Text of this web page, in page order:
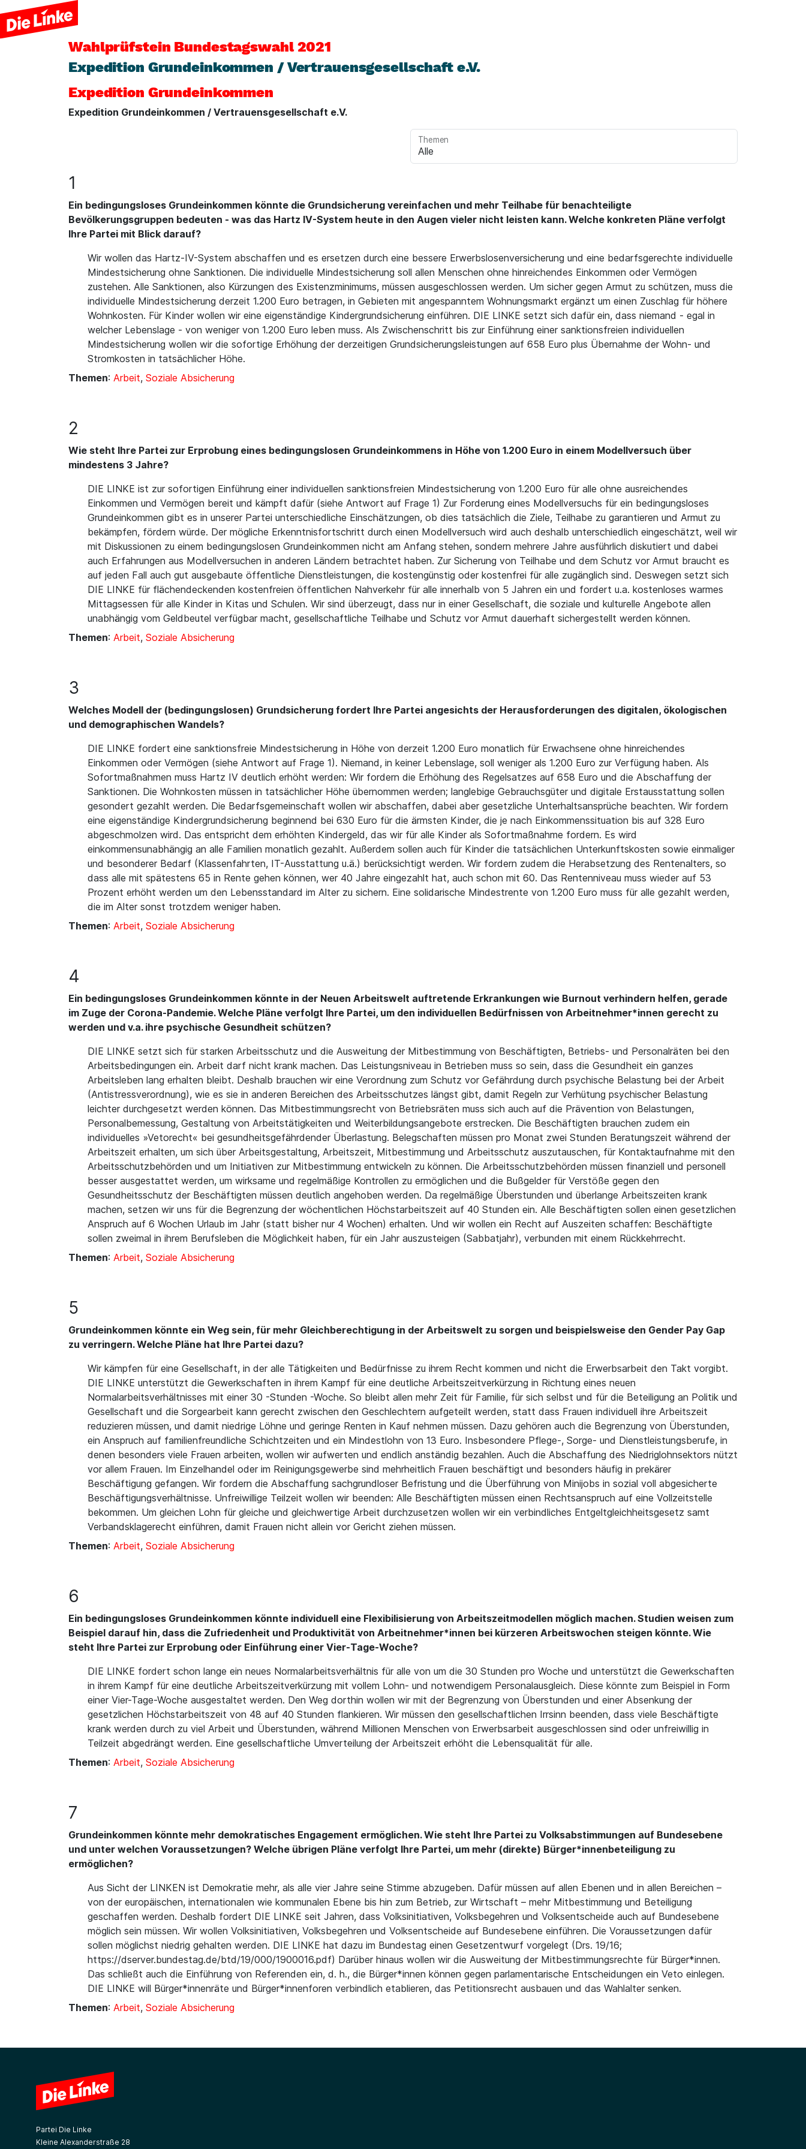
Wahlprüfstein Bundestagswahl 2021
Expedition Grundeinkommen / Vertrauensgesellschaft e.V.
Expedition Grundeinkommen
Expedition Grundeinkommen / Vertrauensgesellschaft e.V.
Themen
1
Ein bedingungsloses Grundeinkommen könnte die Grundsicherung vereinfachen und mehr Teilhabe für benachteiligte
Bevölkerungsgruppen bedeuten - was das Hartz IV-System heute in den Augen vieler nicht leisten kann. Welche konkreten Pläne verfolgt
Ihre Partei mit Blick darauf?
Wir wollen das Hartz-IV-System abschaffen und es ersetzen durch eine bessere Erwerbslosenversicherung und eine bedarfsgerechte individuelle
Mindestsicherung ohne Sanktionen. Die individuelle Mindestsicherung soll allen Menschen ohne hinreichendes Einkommen oder Vermögen
zustehen. Alle Sanktionen, also Kürzungen des Existenzminimums, müssen ausgeschlossen werden. Um sicher gegen Armut zu schützen, muss die
individuelle Mindestsicherung derzeit 1.200 Euro betragen, in Gebieten mit angespanntem Wohnungsmarkt ergänzt um einen Zuschlag für höhere
Wohnkosten. Für Kinder wollen wir eine eigenständige Kindergrundsicherung einführen. DIE LINKE setzt sich dafür ein, dass niemand - egal in
welcher Lebenslage - von weniger von 1.200 Euro leben muss. Als Zwischenschritt bis zur Einführung einer sanktionsfreien individuellen
Mindestsicherung wollen wir die sofortige Erhöhung der derzeitigen Grundsicherungsleistungen auf 658 Euro plus Übernahme der Wohn- und
Stromkosten in tatsächlicher Höhe.
Themen: Arbeit, Soziale Absicherung
2
Wie steht Ihre Partei zur Erprobung eines bedingungslosen Grundeinkommens in Höhe von 1.200 Euro in einem Modellversuch über
mindestens 3 Jahre?
DIE LINKE ist zur sofortigen Einführung einer individuellen sanktionsfreien Mindestsicherung von 1.200 Euro für alle ohne ausreichendes
Einkommen und Vermögen bereit und kämpft dafür (siehe Antwort auf Frage 1) Zur Forderung eines Modellversuchs für ein bedingungsloses
Grundeinkommen gibt es in unserer Partei unterschiedliche Einschätzungen, ob dies tatsächlich die Ziele, Teilhabe zu garantieren und Armut zu
bekämpfen, fördern würde. Der mögliche Erkenntnisfortschritt durch einen Modellversuch wird auch deshalb unterschiedlich eingeschätzt, weil wir
mit Diskussionen zu einem bedingungslosen Grundeinkommen nicht am Anfang stehen, sondern mehrere Jahre ausführlich diskutiert und dabei
auch Erfahrungen aus Modellversuchen in anderen Ländern betrachtet haben. Zur Sicherung von Teilhabe und dem Schutz vor Armut braucht es
auf jeden Fall auch gut ausgebaute öffentliche Dienstleistungen, die kostengünstig oder kostenfrei für alle zugänglich sind. Deswegen setzt sich
DIE LINKE für flächendeckenden kostenfreien öffentlichen Nahverkehr für alle innerhalb von 5 Jahren ein und fordert u.a. kostenloses warmes
Mittagsessen für alle Kinder in Kitas und Schulen. Wir sind überzeugt, dass nur in einer Gesellschaft, die soziale und kulturelle Angebote allen
unabhängig vom Geldbeutel verfügbar macht, gesellschaftliche Teilhabe und Schutz vor Armut dauerhaft sichergestellt werden können.
Themen: Arbeit, Soziale Absicherung
3
Welches Modell der (bedingungslosen) Grundsicherung fordert Ihre Partei angesichts der Herausforderungen des digitalen, ökologischen
und demographischen Wandels?
DIE LINKE fordert eine sanktionsfreie Mindestsicherung in Höhe von derzeit 1.200 Euro monatlich für Erwachsene ohne hinreichendes
Einkommen oder Vermögen (siehe Antwort auf Frage 1). Niemand, in keiner Lebenslage, soll weniger als 1.200 Euro zur Verfügung haben. Als
Sofortmaßnahmen muss Hartz IV deutlich erhöht werden: Wir fordern die Erhöhung des Regelsatzes auf 658 Euro und die Abschaffung der
Sanktionen. Die Wohnkosten müssen in tatsächlicher Höhe übernommen werden; langlebige Gebrauchsgüter und digitale Erstausstattung sollen
gesondert gezahlt werden. Die Bedarfsgemeinschaft wollen wir abschaffen, dabei aber gesetzliche Unterhaltsansprüche beachten. Wir fordern
eine eigenständige Kindergrundsicherung beginnend bei 630 Euro für die ärmsten Kinder, die je nach Einkommenssituation bis auf 328 Euro
abgeschmolzen wird. Das entspricht dem erhöhten Kindergeld, das wir für alle Kinder als Sofortmaßnahme fordern. Es wird
einkommensunabhängig an alle Familien monatlich gezahlt. Außerdem sollen auch für Kinder die tatsächlichen Unterkunftskosten sowie einmaliger
und besonderer Bedarf (Klassenfahrten, IT-Ausstattung u.ä.) berücksichtigt werden. Wir fordern zudem die Herabsetzung des Rentenalters, so
dass alle mit spätestens 65 in Rente gehen können, wer 40 Jahre eingezahlt hat, auch schon mit 60. Das Rentenniveau muss wieder auf 53
Prozent erhöht werden um den Lebensstandard im Alter zu sichern. Eine solidarische Mindestrente von 1.200 Euro muss für alle gezahlt werden,
die im Alter sonst trotzdem weniger haben.
Themen: Arbeit, Soziale Absicherung
4
Ein bedingungsloses Grundeinkommen könnte in der Neuen Arbeitswelt auftretende Erkrankungen wie Burnout verhindern helfen, gerade
im Zuge der Corona-Pandemie. Welche Pläne verfolgt Ihre Partei, um den individuellen Bedürfnissen von Arbeitnehmer*innen gerecht zu
werden und v.a. ihre psychische Gesundheit schützen?
DIE LINKE setzt sich für starken Arbeitsschutz und die Ausweitung der Mitbestimmung von Beschäftigten, Betriebs- und Personalräten bei den
Arbeitsbedingungen ein. Arbeit darf nicht krank machen. Das Leistungsniveau in Betrieben muss so sein, dass die Gesundheit ein ganzes
Arbeitsleben lang erhalten bleibt. Deshalb brauchen wir eine Verordnung zum Schutz vor Gefährdung durch psychische Belastung bei der Arbeit
(Antistressverordnung), wie es sie in anderen Bereichen des Arbeitsschutzes längst gibt, damit Regeln zur Verhütung psychischer Belastung
leichter durchgesetzt werden können. Das Mitbestimmungsrecht von Betriebsräten muss sich auch auf die Prävention von Belastungen,
Personalbemessung, Gestaltung von Arbeitstätigkeiten und Weiterbildungsangebote erstrecken. Die Beschäftigten brauchen zudem ein
individuelles »Vetorecht« bei gesundheitsgefährdender Überlastung. Belegschaften müssen pro Monat zwei Stunden Beratungszeit während der
Arbeitszeit erhalten, um sich über Arbeitsgestaltung, Arbeitszeit, Mitbestimmung und Arbeitsschutz auszutauschen, für Kontaktaufnahme mit den
Arbeitsschutzbehörden und um Initiativen zur Mitbestimmung entwickeln zu können. Die Arbeitsschutzbehörden müssen finanziell und personell
besser ausgestattet werden, um wirksame und regelmäßige Kontrollen zu ermöglichen und die Bußgelder für Verstöße gegen den
Gesundheitsschutz der Beschäftigten müssen deutlich angehoben werden. Da regelmäßige Überstunden und überlange Arbeitszeiten krank
machen, setzen wir uns für die Begrenzung der wöchentlichen Höchstarbeitszeit auf 40 Stunden ein. Alle Beschäftigten sollen einen gesetzlichen
Anspruch auf 6 Wochen Urlaub im Jahr (statt bisher nur 4 Wochen) erhalten. Und wir wollen ein Recht auf Auszeiten schaffen: Beschäftigte
sollen zweimal in ihrem Berufsleben die Möglichkeit haben, für ein Jahr auszusteigen (Sabbatjahr), verbunden mit einem Rückkehrrecht.
Themen: Arbeit, Soziale Absicherung
5
Grundeinkommen könnte ein Weg sein, für mehr Gleichberechtigung in der Arbeitswelt zu sorgen und beispielsweise den Gender Pay Gap
zu verringern. Welche Pläne hat Ihre Partei dazu?
Wir kämpfen für eine Gesellschaft, in der alle Tätigkeiten und Bedürfnisse zu ihrem Recht kommen und nicht die Erwerbsarbeit den Takt vorgibt.
DIE LINKE unterstützt die Gewerkschaften in ihrem Kampf für eine deutliche Arbeitszeitverkürzung in Richtung eines neuen
Normalarbeitsverhältnisses mit einer 30 -Stunden -Woche. So bleibt allen mehr Zeit für Familie, für sich selbst und für die Beteiligung an Politik und
Gesellschaft und die Sorgearbeit kann gerecht zwischen den Geschlechtern aufgeteilt werden, statt dass Frauen individuell ihre Arbeitszeit
reduzieren müssen, und damit niedrige Löhne und geringe Renten in Kauf nehmen müssen. Dazu gehören auch die Begrenzung von Überstunden,
ein Anspruch auf familienfreundliche Schichtzeiten und ein Mindestlohn von 13 Euro. Insbesondere Pflege-, Sorge- und Dienstleistungsberufe, in
denen besonders viele Frauen arbeiten, wollen wir aufwerten und endlich anständig bezahlen. Auch die Abschaffung des Niedriglohnsektors nützt
vor allem Frauen. Im Einzelhandel oder im Reinigungsgewerbe sind mehrheitlich Frauen beschäftigt und besonders häufig in prekärer
Beschäftigung gefangen. Wir fordern die Abschaffung sachgrundloser Befristung und die Überführung von Minijobs in sozial voll abgesicherte
Beschäftigungsverhältnisse. Unfreiwillige Teilzeit wollen wir beenden: Alle Beschäftigten müssen einen Rechtsanspruch auf eine Vollzeitstelle
bekommen. Um gleichen Lohn für gleiche und gleichwertige Arbeit durchzusetzen wollen wir ein verbindliches Entgeltgleichheitsgesetz samt
Verbandsklagerecht einführen, damit Frauen nicht allein vor Gericht ziehen müssen.
Themen: Arbeit, Soziale Absicherung
6
Ein bedingungsloses Grundeinkommen könnte individuell eine Flexibilisierung von Arbeitszeitmodellen möglich machen. Studien weisen zum
Beispiel darauf hin, dass die Zufriedenheit und Produktivität von Arbeitnehmer*innen bei kürzeren Arbeitswochen steigen könnte. Wie
steht Ihre Partei zur Erprobung oder Einführung einer Vier-Tage-Woche?
DIE LINKE fordert schon lange ein neues Normalarbeitsverhältnis für alle von um die 30 Stunden pro Woche und unterstützt die Gewerkschaften
in ihrem Kampf für eine deutliche Arbeitszeitverkürzung mit vollem Lohn- und notwendigem Personalausgleich. Diese könnte zum Beispiel in Form
einer Vier-Tage-Woche ausgestaltet werden. Den Weg dorthin wollen wir mit der Begrenzung von Überstunden und einer Absenkung der
gesetzlichen Höchstarbeitszeit von 48 auf 40 Stunden flankieren. Wir müssen den gesellschaftlichen Irrsinn beenden, dass viele Beschäftigte
krank werden durch zu viel Arbeit und Überstunden, während Millionen Menschen von Erwerbsarbeit ausgeschlossen sind oder unfreiwillig in
Teilzeit abgedrängt werden. Eine gesellschaftliche Umverteilung der Arbeitszeit erhöht die Lebensqualität für alle.
Themen: Arbeit, Soziale Absicherung
7
Grundeinkommen könnte mehr demokratisches Engagement ermöglichen. Wie steht Ihre Partei zu Volksabstimmungen auf Bundesebene
und unter welchen Voraussetzungen? Welche übrigen Pläne verfolgt Ihre Partei, um mehr (direkte) Bürger*innenbeteiligung zu
ermöglichen?
Aus Sicht der LINKEN ist Demokratie mehr, als alle vier Jahre seine Stimme abzugeben. Dafür müssen auf allen Ebenen und in allen Bereichen –
von der europäischen, internationalen wie kommunalen Ebene bis hin zum Betrieb, zur Wirtschaft – mehr Mitbestimmung und Beteiligung
geschaffen werden. Deshalb fordert DIE LINKE seit Jahren, dass Volksinitiativen, Volksbegehren und Volksentscheide auch auf Bundesebene
möglich sein müssen. Wir wollen Volksinitiativen, Volksbegehren und Volksentscheide auf Bundesebene einführen. Die Voraussetzungen dafür
sollen möglichst niedrig gehalten werden. DIE LINKE hat dazu im Bundestag einen Gesetzentwurf vorgelegt (Drs. 19/16;
https://dserver.bundestag.de/btd/19/000/1900016.pdf) Darüber hinaus wollen wir die Ausweitung der Mitbestimmungsrechte für Bürger*innen.
Das schließt auch die Einführung von Referenden ein, d. h., die Bürger*innen können gegen parlamentarische Entscheidungen ein Veto einlegen.
DIE LINKE will Bürger*innenräte und Bürger*innenforen verbindlich etablieren, das Petitionsrecht ausbauen und das Wahlalter senken.
Themen: Arbeit, Soziale Absicherung
Partei Die Linke
Kleine Alexanderstraße 28